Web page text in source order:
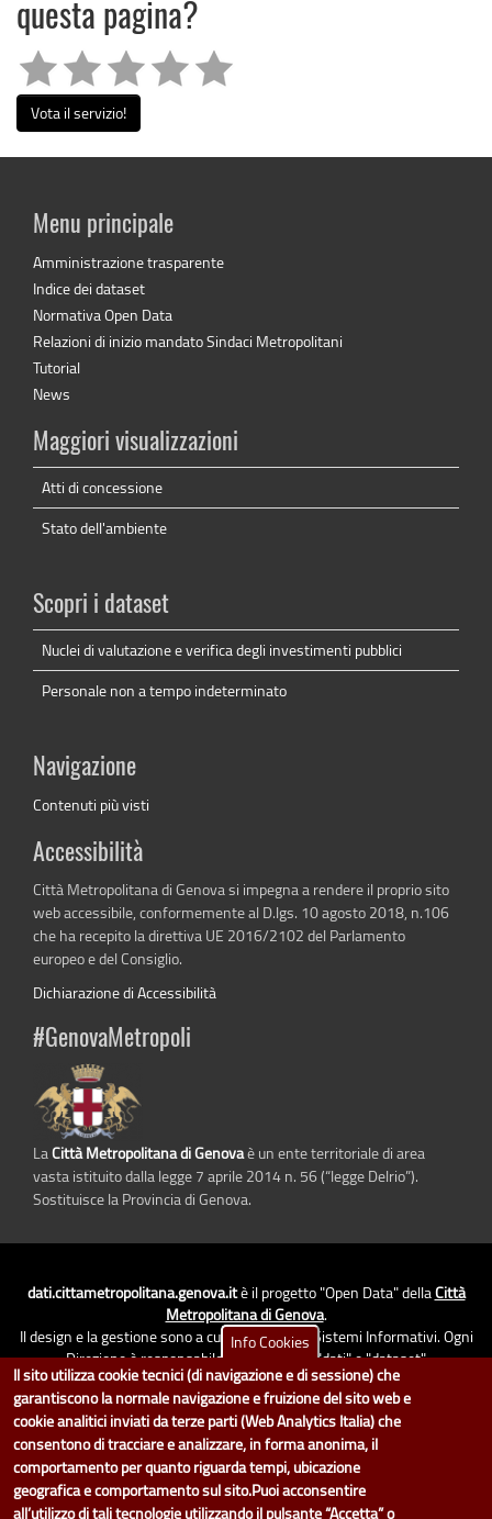
questa pagina?
Vota il servizio!
Menu principale
Amministrazione trasparente
Indice dei dataset
Normativa Open Data
Relazioni di inizio mandato Sindaci Metropolitani
Tutorial
News
Maggiori visualizzazioni
Atti di concessione
Stato dell'ambiente
Scopri i dataset
Nuclei di valutazione e verifica degli investimenti pubblici
Personale non a tempo indeterminato
Navigazione
Contenuti più visti
Accessibilità
Città Metropolitana di Genova si impegna a rendere il proprio sito
web accessibile, conformemente al D.lgs. 10 agosto 2018, n.106
che ha recepito la direttiva UE 2016/2102 del Parlamento
europeo e del Consiglio.
Dichiarazione di Accessibilità
#GenovaMetropoli
LaCittà Metropolitana di Genovaè un ente territoriale di area
vasta istituito dalla legge 7 aprile 2014 n. 56 (“legge Delrio”).
Sostituisce la Provincia di Genova.
dati.cittametropolitana.genova.itè il progetto "Open Data" dellaCittà
Metropolitana di Genova.
Il design e la gestione sono a cura del Servizio Sistemi Informativi. Ogni
Direzione è responsabile per la parte di "dati" e "dataset".
accedi (area riservata)|contatti|privacy|Statistiche
Info Cookies
Il sito utilizza cookie tecnici (di navigazione e di sessione) che
garantiscono la normale navigazione e fruizione del sito web e
cookie analitici inviati da terze parti (Web Analytics Italia) che
consentono di tracciare e analizzare, in forma anonima, il
comportamento per quanto riguarda tempi, ubicazione
geografica e comportamento sul sito.Puoi acconsentire
all’utilizzo di tali tecnologie utilizzando il pulsante “Accetta” o